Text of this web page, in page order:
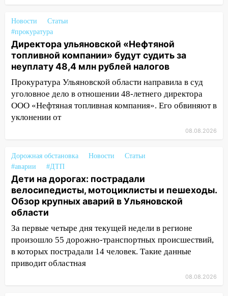
04:47
В Ульяновской области объявили
ракетную опасность: звучат сирены
07.08.2026
20:40 Ульяновские аграрии смогут
купить тракторы с отсрочкой платежа
до декабря
19:34 В следственном управлении
состоялось торжественное
19:30
Ульяновцев приглашают
поддержать «Симбирскую чебурашку»
на фестивале «ФормАРТ»
18:11 Ульяновская область стала
пилотным регионом проекта
«Культурное долголетие»
17:23 Прогноз погоды в Ульяновской
области на 8 августа
Новости
Статьи
#прокуратура
Директора ульяновской «Нефтяной
топливной компании» будут судить за
неуплату 48,4 млн рублей налогов
Прокуратура Ульяновской области направила в суд
уголовное дело в отношении 48-летнего директора
ООО «Нефтяная топливная компания». Его обвиняют в
уклонении от
08.08.2026
Дорожная обстановка Новости
Статьи
#аварии
#ДТП
Дети на дорогах: пострадали
велосипедисты, мотоциклисты и пешеходы.
Обзор крупных аварий в Ульяновской
области
За первые четыре дня текущей недели в регионе
произошло 55 дорожно-транспортных происшествий,
в которых пострадали 14 человек. Такие данные
приводит областная
08.08.2026